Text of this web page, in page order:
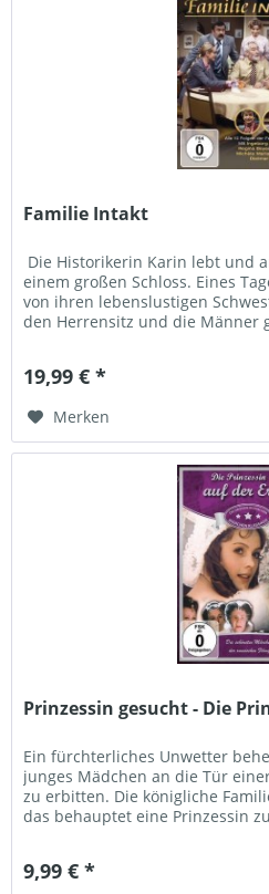
Familie Intakt
Die Historikerin Karin lebt und
einem großen Schloss. Eines
von ihren lebenslustigen
den Herrensitz und die Männer
19,99 € *
Merken
Prinzessin gesucht - Die
Ein fürchterliches Unwetter
junges Mädchen an die Tür
zu erbitten. Die königliche
das behauptet eine Prinzessin
9,99 € *